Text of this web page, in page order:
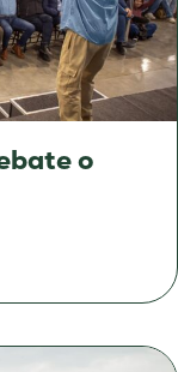
o